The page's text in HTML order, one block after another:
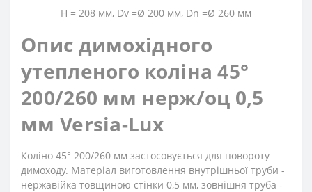
H = 208 мм, Dv =Ø 200 мм, Dn =Ø 260 мм
Опис димохідного
утепленого коліна 45°
200/260 мм нерж/оц 0,5
мм Versia-Lux
Коліно 45° 200/260 мм застосовується для повороту
димоходу. Матеріал виготовлення внутрішньої труби -
нержавійка товщиною стінки 0,5 мм, зовнішня труба -